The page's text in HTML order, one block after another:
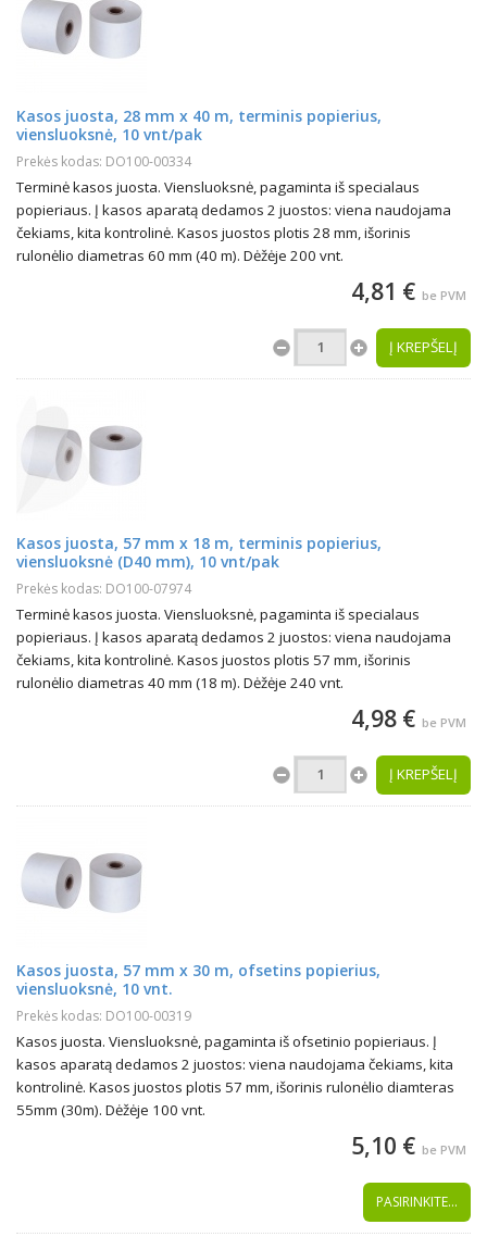
Kasos juosta, 28 mm x 40 m, terminis popierius,
viensluoksnė, 10 vnt/pak
Prekės kodas: DO100-00334
Terminė kasos juosta. Viensluoksnė, pagaminta iš specialaus
popieriaus. Į kasos aparatą dedamos 2 juostos: viena naudojama
čekiams, kita kontrolinė. Kasos juostos plotis 28 mm, išorinis
rulonėlio diametras 60 mm (40 m). Dėžėje 200 vnt.
4,81 € be PVM
Į KREPŠELĮ
Kasos juosta, 57 mm x 18 m, terminis popierius,
viensluoksnė (D40 mm), 10 vnt/pak
Prekės kodas: DO100-07974
Terminė kasos juosta. Viensluoksnė, pagaminta iš specialaus
popieriaus. Į kasos aparatą dedamos 2 juostos: viena naudojama
čekiams, kita kontrolinė. Kasos juostos plotis 57 mm, išorinis
rulonėlio diametras 40 mm (18 m). Dėžėje 240 vnt.
4,98 € be PVM
Į KREPŠELĮ
Kasos juosta, 57 mm x 30 m, ofsetins popierius,
viensluoksnė, 10 vnt.
Prekės kodas: DO100-00319
Kasos juosta. Viensluoksnė, pagaminta iš ofsetinio popieriaus. Į
kasos aparatą dedamos 2 juostos: viena naudojama čekiams, kita
kontrolinė. Kasos juostos plotis 57 mm, išorinis rulonėlio diamteras
55mm (30m). Dėžėje 100 vnt.
5,10 € be PVM
PASIRINKITE...